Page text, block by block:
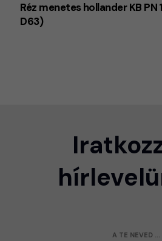
Réz menetes hollander KB PN
D63)